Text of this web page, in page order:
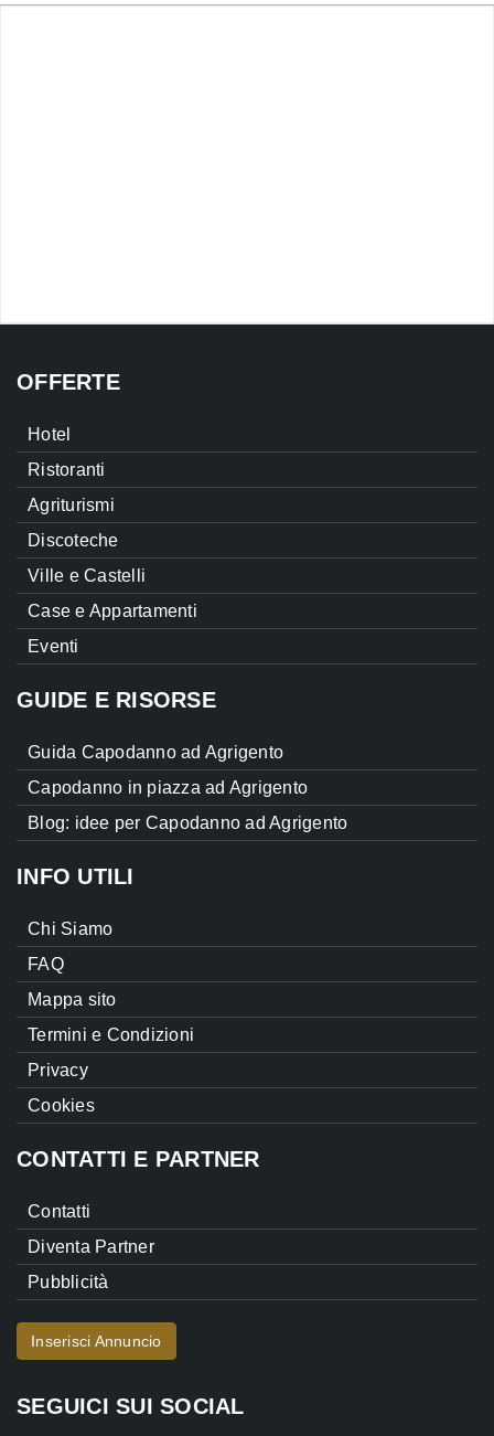
OFFERTE
Hotel
Ristoranti
Agriturismi
Discoteche
Ville e Castelli
Case e Appartamenti
Eventi
GUIDE E RISORSE
Guida Capodanno ad Agrigento
Capodanno in piazza ad Agrigento
Blog: idee per Capodanno ad Agrigento
INFO UTILI
Chi Siamo
FAQ
Mappa sito
Termini e Condizioni
Privacy
Cookies
CONTATTI E PARTNER
Contatti
Diventa Partner
Pubblicità
Inserisci Annuncio
SEGUICI SUI SOCIAL